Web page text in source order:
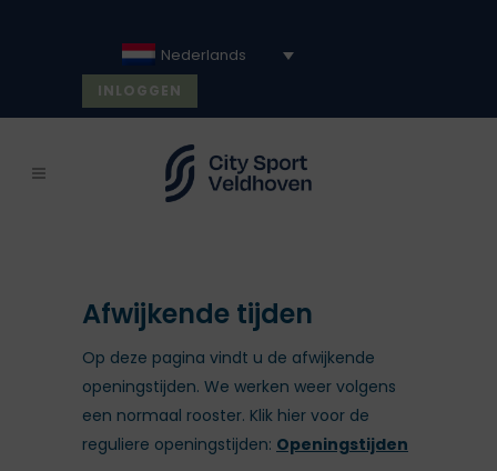
Nederlands
INLOGGEN
Afwijkende tijden
Op deze pagina vindt u de afwijkende
openingstijden. We werken weer volgens
een normaal rooster. Klik hier voor de
reguliere openingstijden: Openingstijden